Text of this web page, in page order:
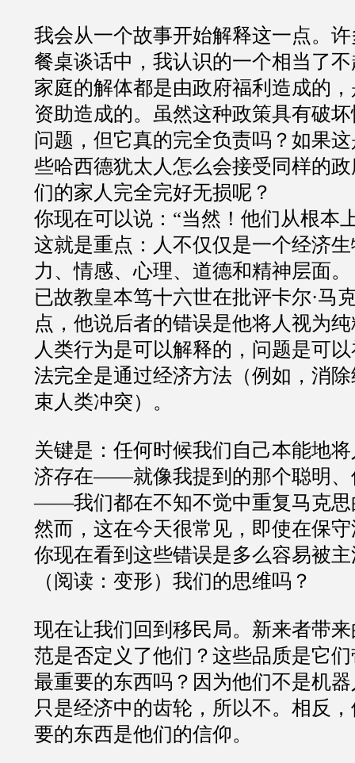
我会从一个故事开始解释这一点。
餐桌谈话中，我认识的一个相当了
家庭的解体都是由政府福利造成的
资助造成的。虽然这种政策具有破
问题，但它真的完全负责吗？如果
些哈西德犹太人怎么会接受同样的
们的家人完全完好无损呢？
你现在可以说： “当然！他们从根本
这就是重点：人不仅仅是一个经济
力、情感、心理、道德和精神层面。
已故教皇本笃十六世在批评卡尔·马
点，他说后者的错误是他将人视为
人类行为是可以解释的，问题是可
法完全是通过经济方法（例如，消
束人类冲突）。
关键是：任何时候我们自己本能地
济存在——就像我提到的那个聪明
——我们都在不知不觉中重复马克
然而，这在今天很常见，即使在保
你现在看到这些错误是多么容易被
（阅读：变形）我们的思维吗？
现在让我们回到移民局。新来者带
范是否定义了他们？这些品质是它
最重要的东西吗？因为他们不是机
只是经济中的齿轮，所以不。相反
要的东西是他们的信仰。